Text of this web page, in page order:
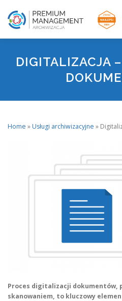
treści
STRONA GŁÓWNA
DIGITALIZACJA
Home »Usługi archiwizacyjne »
Proces digitalizacji dokumentów,
skanowaniem, to kluczowy